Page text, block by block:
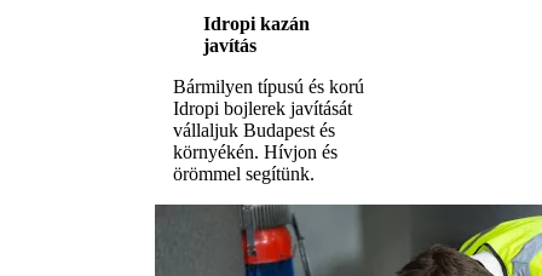
Idropi kazán
javítás
Bármilyen típusú és korú
Idropi bojlerek javítását
vállaljuk Budapest és
környékén. Hívjon és
örömmel segítünk.